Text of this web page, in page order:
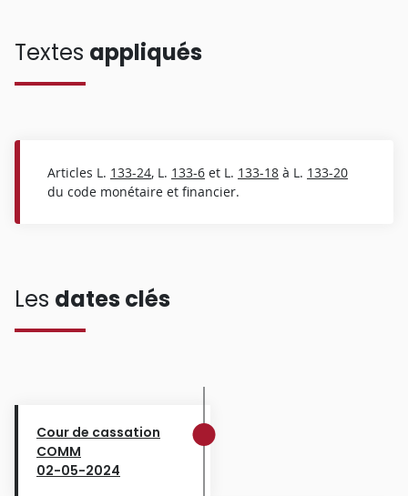
Textes appliqués
Articles L. 133-24, L. 133-6 et L. 133-18 à L. 133-20
du code monétaire et financier.
Les dates clés
Cour de cassation
COMM
02-05-2024